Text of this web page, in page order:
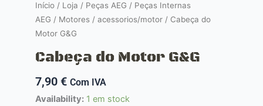
Início / Loja / Peças AEG / Peças Internas
AEG / Motores / acessorios/motor / Cabeça do
Motor G&G
Cabeça do Motor G&G
7,90 € Com IVA
Availability: 1 em stock
Quantidade